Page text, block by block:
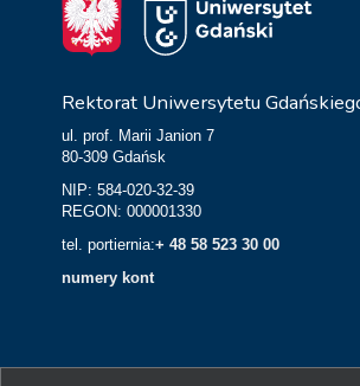
Rektorat Uniwersytetu
ul. prof. Marii Janion 7
80-309 Gdańsk
NIP: 584-020-32-39
REGON: 000001330
tel. portiernia:+ 48 58 523 30 00
numery kont